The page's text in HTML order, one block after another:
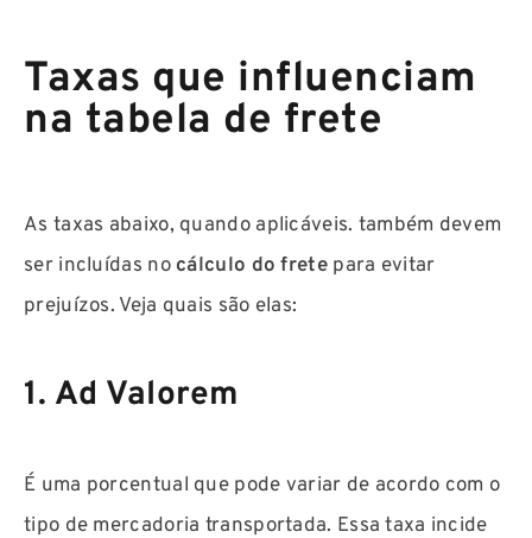
Taxas que influenciam
na tabela de frete
As taxas abaixo, quando aplicáveis. também devem
ser incluídas nocálculo do fretepara evitar
prejuízos. Veja quais são elas:
1. Ad Valorem
É uma porcentual que pode variar de acordo com o
tipo de mercadoria transportada. Essa taxa incide